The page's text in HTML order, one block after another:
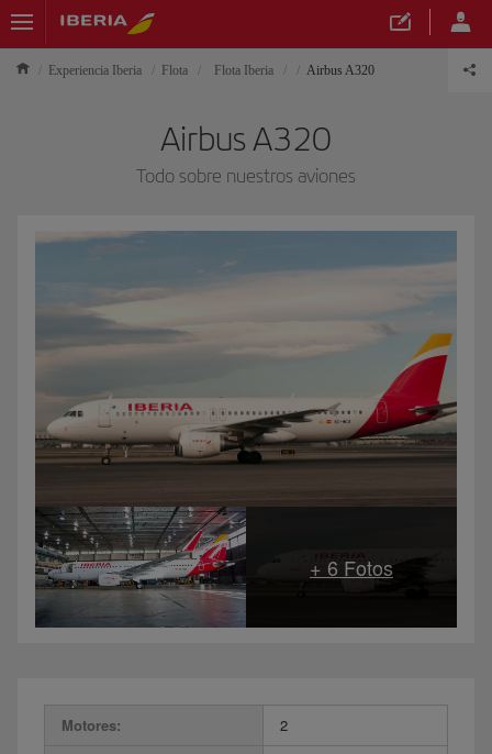
Experiencia Iberia Flota Flota Iberia Airbus A320
Airbus A320
Todo sobre nuestros aviones
Motores:
2